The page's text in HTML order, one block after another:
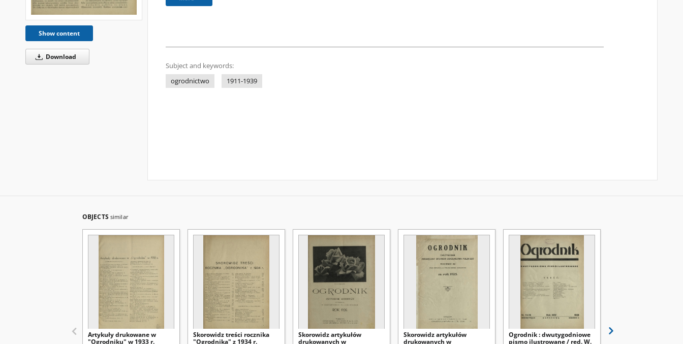
Show content
Download
Subject and keywords:
ogrodnictwo
1911-1939
OBJECTS similar
Artykuły drukowane w
"Ogrodniku" w 1933 r.
Skorowidz treści rocznika
"Ogrodnika" z 1934 r.
Skorowidz artykułów
drukowanych w
Skorowidz artykułów
drukowanych w
Ogrodnik : dwutygodniowe
pismo ilustrowane / red. W.